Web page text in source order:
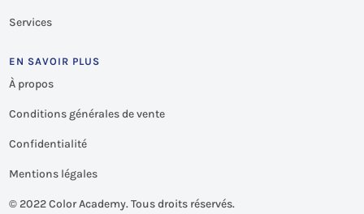
Services
EN SAVOIR PLUS
À propos
Conditions générales de vente
Confidentialité
Mentions légales
© 2022 Color Academy. Tous droits réservés.